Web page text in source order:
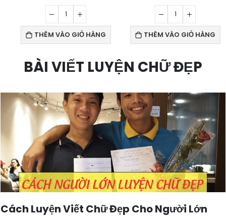
THÊM VÀO GIỎ HÀNG THÊM VÀO GIỎ HÀNG
BÀI VIẾT LUYỆN CHỮ ĐẸP
Cách Luyện Viết Chữ Đẹp Cho Người Lớn